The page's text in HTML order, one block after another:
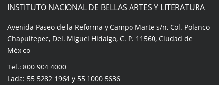
INSTITUTO NACIONAL DE BELLAS ARTES Y LITERATURA
Avenida Paseo de la Reforma y Campo Marte s/n, Col. Polanco
Chapultepec, Del. Miguel Hidalgo, C. P. 11560, Ciudad de
México
Tel.: 800 904 4000
Lada: 55 5282 1964 y 55 1000 5636